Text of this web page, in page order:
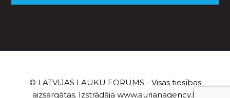
© LATVIJAS LAUKU FORUMS - Visas tiesības
aizsargātas. Izstrādāja www.aurianagency.lv